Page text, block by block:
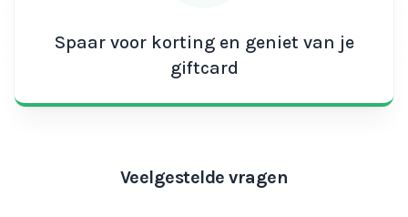
Spaar voor korting en geniet van je
giftcard
Veelgestelde vragen